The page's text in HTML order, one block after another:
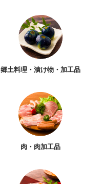
郷土料理・漬け物・加工品
肉・肉加工品